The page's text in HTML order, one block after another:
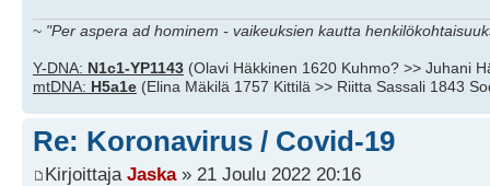
~ "Per aspera ad hominem - vaikeuksien kautta
Y-DNA: N1c1-YP1143 (Olavi Häkkinen 1620 Kuhmo? >> Juhani
mtDNA: H5a1e (Elina Mäkilä 1757 Kittilä >> Riitta Sassali 1843
Re: Koronavirus / Covid-19
Kirjoittaja Jaska» 21 Joulu 2022 20:16